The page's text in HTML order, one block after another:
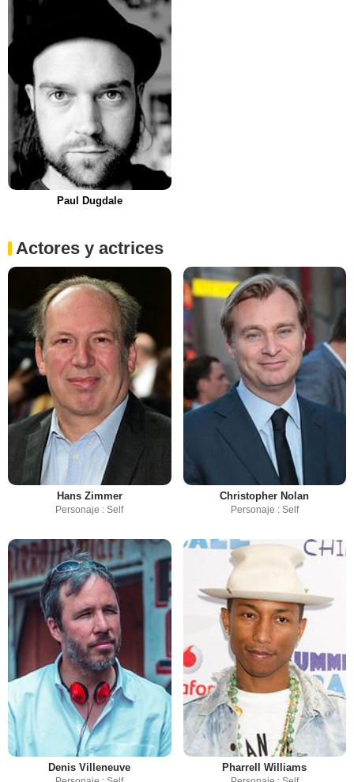
Paul Dugdale
Actores y actrices
Hans Zimmer
Personaje : Self
Christopher Nolan
Personaje : Self
Denis Villeneuve Pharrell Williams